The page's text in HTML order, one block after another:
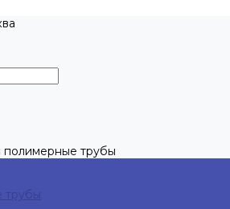
полимерные трубы
трубы